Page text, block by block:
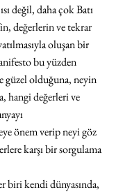
değil, daha çok Batı
değerlerin ve tekrar
oluşan bir
bu yüzden
olduğuna, neyin
hangi değerleri ve
önem verip neyi göz
karşı bir sorgulama
biri kendi dünyasında,